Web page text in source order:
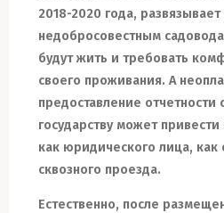
2018-2020 года,
недобросовестным
будутжить и требовать
своего проживания. А
предоставление отчетности
государству может
как юридического лица, как
сквозного проезда.
Естественно, после